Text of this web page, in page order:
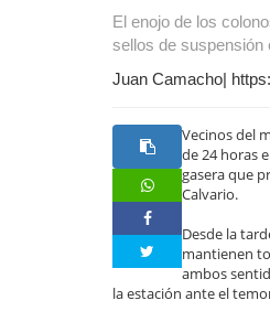
El enojo de los
sellos de suspensión
Juan Camacho|
Vecinos del
de 24 horas
gasera que
Calvario.
Desde la
mantienen
ambos
la estación ante el